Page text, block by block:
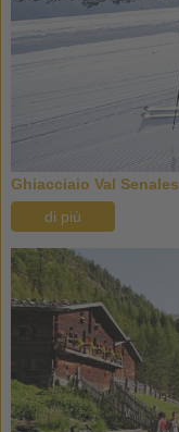
Ghiacciaio Val Senales
di più